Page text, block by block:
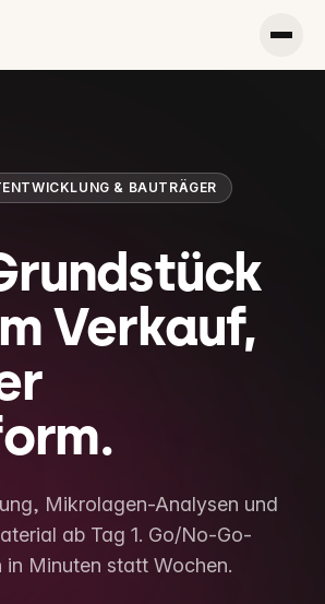
& BAUTRÄGER
Verkauf,
Mikrolagen-Analysen und
ab Tag 1. Go/No-Go-
in Minuten statt Wochen.